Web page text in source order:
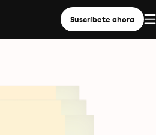
Suscríbete ahora